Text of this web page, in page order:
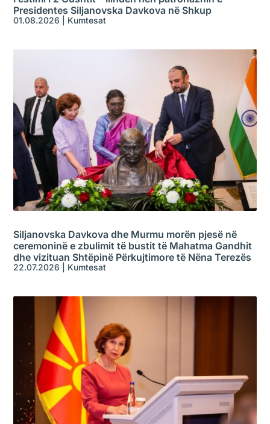
Presidentes Siljanovska Davkova në Shkup
01.08.2026 Kumtesat
Siljanovska Davkova dhe Murmu morën pjesë në
ceremoninë e zbulimit të bustit të Mahatma Gandhit
dhe vizituan Shtëpinë Përkujtimore të Nëna Terezës
22.07.2026 Kumtesat